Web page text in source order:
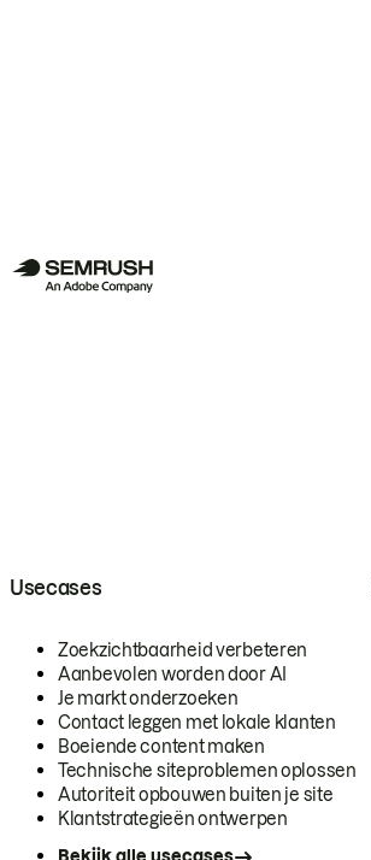
Usecases
Zoekzichtbaarheid verbeteren
Aanbevolen worden door AI
Je markt onderzoeken
Contact leggen met lokale klanten
Boeiende content maken
Technische siteproblemen oplossen
Autoriteit opbouwen buiten je site
Klantstrategieën ontwerpen